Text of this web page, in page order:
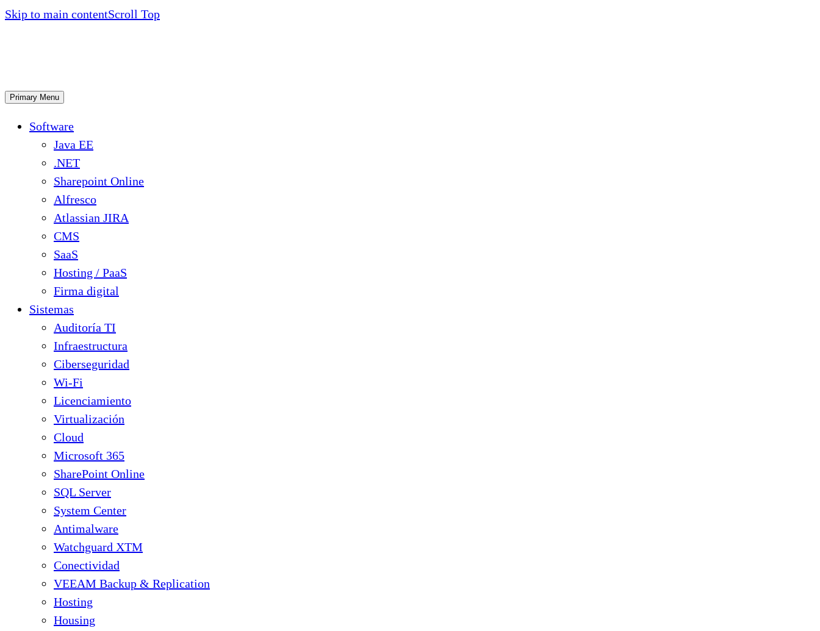
Skip to main contentScroll Top
Primary Menu
Software
Java EE
.NET
Sharepoint Online
Alfresco
Atlassian JIRA
CMS
SaaS
Hosting / PaaS
Firma digital
Sistemas
Auditoría TI
Infraestructura
Ciberseguridad
Wi-Fi
Licenciamiento
Virtualización
Cloud
Microsoft 365
SharePoint Online
SQL Server
System Center
Antimalware
Watchguard XTM
Conectividad
VEEAM Backup & Replication
Hosting
Housing